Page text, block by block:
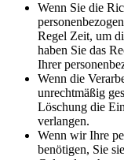
Wenn Sie die
Regel Zeit, um
haben Sie das
Ihrer
Wenn die
unrechtmäßig
Löschung die
verlangen.
Wenn wir Ihre
benötigen, Sie